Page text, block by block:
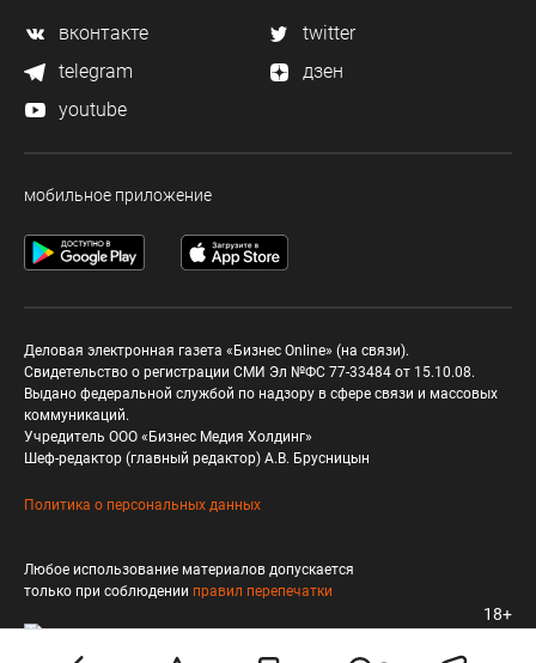
вконтакте
twitter
telegram
дзен
youtube
мобильное приложение
Деловая электронная газета «Бизнес Online» (на связи).
Свидетельство о регистрации СМИ Эл №ФС 77-33484 от 15.10.08.
Выдано федеральной службой по надзору в сфере связи и массовых
коммуникаций.
Учредитель ООО «Бизнес Медия Холдинг»
Шеф-редактор (главный редактор) А.В. Брусницын
Политика о персональных данных
Любое использование материалов допускается
только при соблюдении правил перепечатки
18+